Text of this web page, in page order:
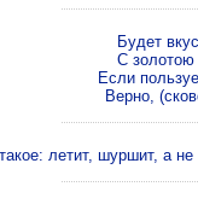
Будет
С золотою
Если
Верно,
летит, шуршит, а